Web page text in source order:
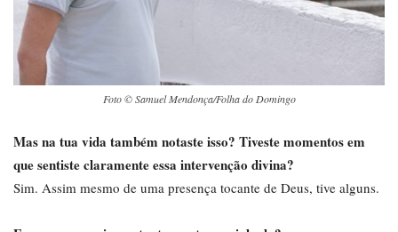
Foto © Samuel Mendonça/Folha do Domingo
Mas na tua vida também notaste isso? Tiveste momentos em
que sentiste claramente essa intervenção divina?
Sim. Assim mesmo de uma presença tocante de Deus, tive alguns.